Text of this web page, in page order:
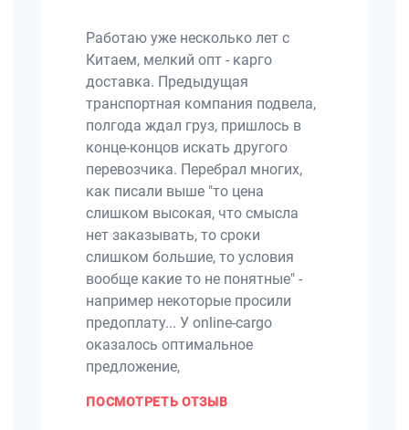
Работаю уже несколько лет с
Китаем, мелкий опт - карго
доставка. Предыдущая
транспортная компания подвела,
полгода ждал груз, пришлось в
конце-концов искать другого
перевозчика. Перебрал многих,
как писали выше "то цена
слишком высокая, что смысла
нет заказывать, то сроки
слишком большие, то условия
вообще какие то не понятные" -
например некоторые просили
предоплату... У online-cargo
оказалось оптимальное
предложение,
ПОСМОТРЕТЬ ОТЗЫВ